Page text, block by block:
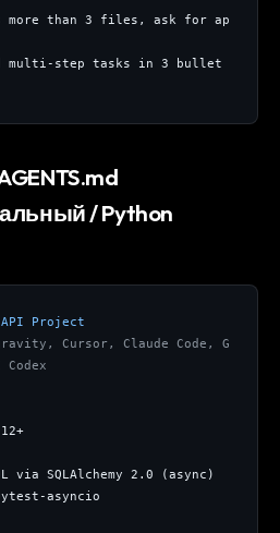
more than 3 files, ask for ap
multi-step tasks in 3 bullet
/ Python
API Project
Cursor, Claude Code, G
via SQLAlchemy 2.0 (async)
asyncio